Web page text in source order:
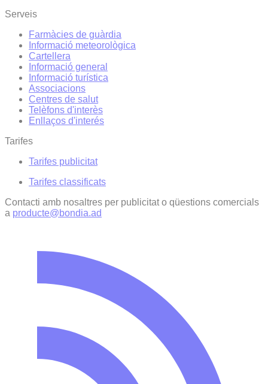
Serveis
Farmàcies de guàrdia
Informació meteorològica
Cartellera
Informació general
Informació turística
Associacions
Centres de salut
Telèfons d'interès
Enllaços d'interés
Tarifes
Tarifes publicitat
Tarifes classificats
Contacti amb nosaltres per publicitat o qüestions comercials
a producte@bondia.ad